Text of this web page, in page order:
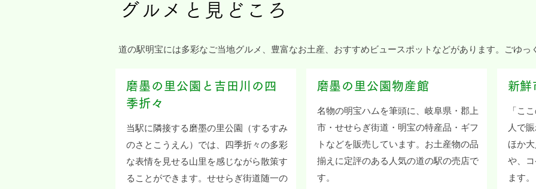
グルメと見どころ
道の駅明宝には多彩なご当地グルメ、豊富なお土産、おすすめビュースポットなどがあります。ごゆっ
磨墨の里公園と吉田川の四
季折々
当駅に隣接する磨墨の里公園（するすみ
のさとこうえん）では、四季折々の多彩
な表情を見せる山里を感じながら散策す
ることができます。せせらぎ街道随一の
​磨墨の里公園物産館
名物の明宝ハムを筆頭に、岐阜県・郡上
市・せせらぎ街道・明宝の特産品・ギフ
トなどを販売しています。お土産物の品
揃えに定評のある人気の道の駅の売店で
す。
新鮮
「こ
人で
ほか
や、
ます